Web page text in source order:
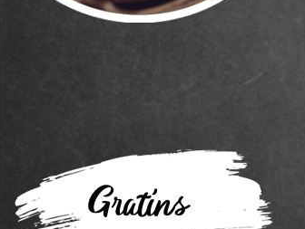
Gratins